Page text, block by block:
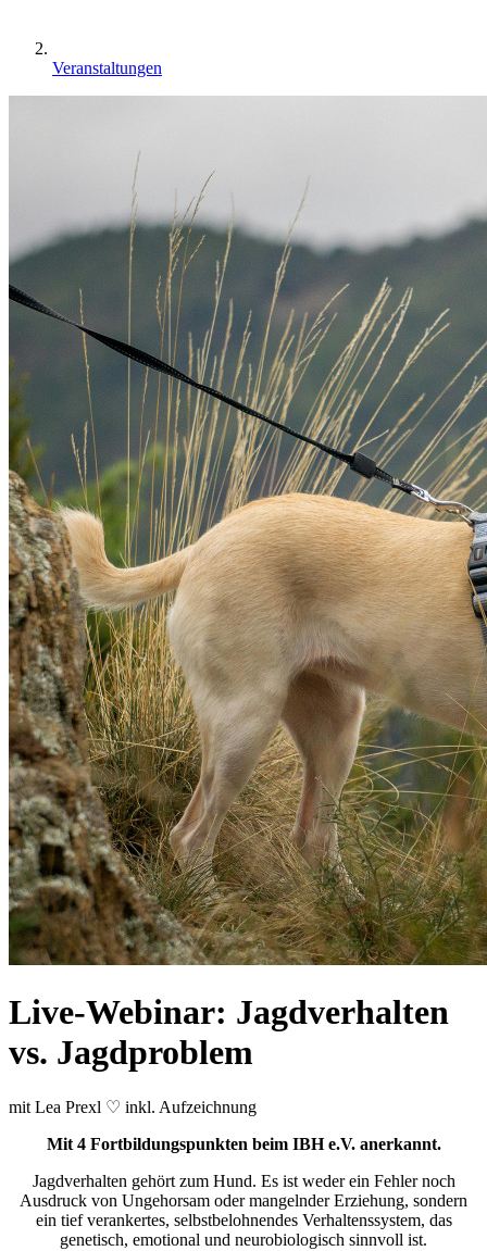
Veranstaltungen
Live-Webinar: Jagdverhalten
vs. Jagdproblem
mit Lea Prexl ♡ inkl. Aufzeichnung
Mit 4 Fortbildungspunkten beim IBH e.V. anerkannt.
Jagdverhalten gehört zum Hund. Es ist weder ein Fehler noch
Ausdruck von Ungehorsam oder mangelnder Erziehung, sondern
ein tief verankertes, selbstbelohnendes Verhaltenssystem, das
genetisch, emotional und neurobiologisch sinnvoll ist.